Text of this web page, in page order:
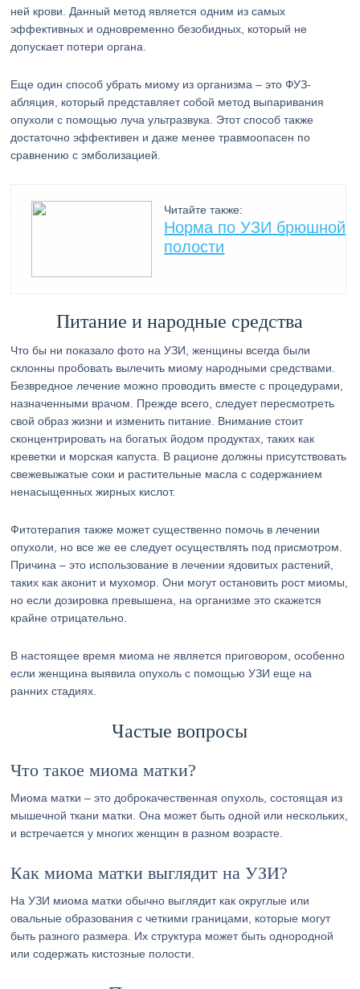
ней крови. Данный метод является одним из самых
эффективных и одновременно безобидных, который не
допускает потери органа.
Еще один способ убрать миому из организма – это ФУЗ-
абляция, который представляет собой метод выпаривания
опухоли с помощью луча ультразвука. Этот способ также
достаточно эффективен и даже менее травмоопасен по
сравнению с эмболизацией.
Читайте также:
Норма по УЗИ брюшной
полости
Питание и народные средства
Что бы ни показало фото на УЗИ, женщины всегда были
склонны пробовать вылечить миому народными средствами.
Безвредное лечение можно проводить вместе с процедурами,
назначенными врачом. Прежде всего, следует пересмотреть
свой образ жизни и изменить питание. Внимание стоит
сконцентрировать на богатых йодом продуктах, таких как
креветки и морская капуста. В рационе должны присутствовать
свежевыжатые соки и растительные масла с содержанием
ненасыщенных жирных кислот.
Фитотерапия также может существенно помочь в лечении
опухоли, но все же ее следует осуществлять под присмотром.
Причина – это использование в лечении ядовитых растений,
таких как аконит и мухомор. Они могут остановить рост миомы,
но если дозировка превышена, на организме это скажется
крайне отрицательно.
В настоящее время миома не является приговором, особенно
если женщина выявила опухоль с помощью УЗИ еще на
ранних стадиях.
Частые вопросы
Что такое миома матки?
Миома матки – это доброкачественная опухоль, состоящая из
мышечной ткани матки. Она может быть одной или нескольких,
и встречается у многих женщин в разном возрасте.
Как миома матки выглядит на УЗИ?
На УЗИ миома матки обычно выглядит как округлые или
овальные образования с четкими границами, которые могут
быть разного размера. Их структура может быть однородной
или содержать кистозные полости.